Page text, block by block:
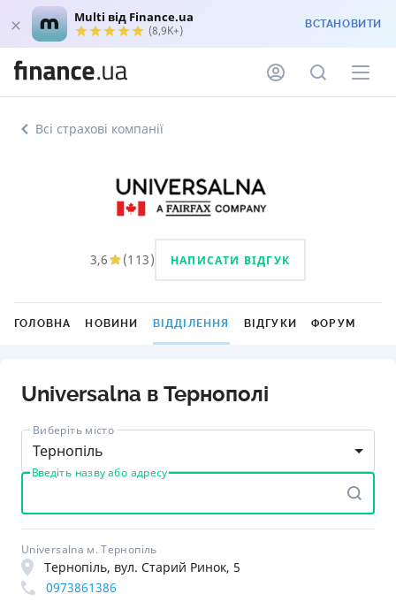
Multi від Finance.ua
(8,9K+) ВСТАНОВИТИ
Всі страхові компанії
3,6 (113) НАПИСАТИ ВІДГУК
ГОЛОВНА НОВИНИ ВІДДІЛЕННЯ ВІДГУКИ ФОРУМ
Universalna в Тернополі
Виберіть місто
Тернопіль
Введіть назву або адресу
Universalna м. Тернопіль
Тернопіль, вул. Старий Ринок, 5
0973861386